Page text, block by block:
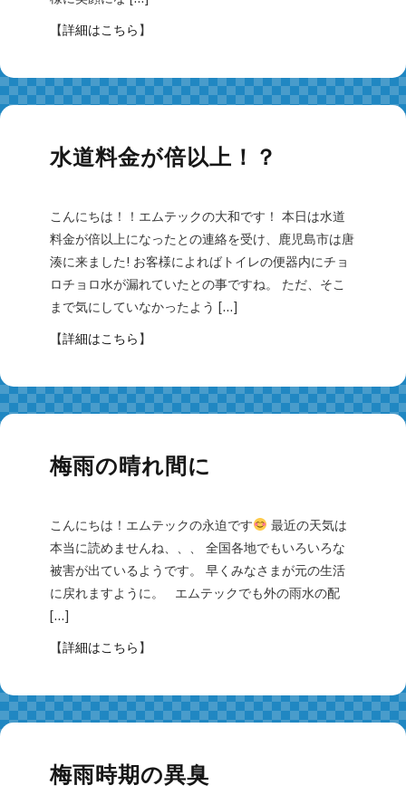
【詳細はこちら 】
水道料金が倍以上！？
こんにちは！！エムテックの大和です！ 本日は水道
料金が倍以上になったとの連絡を受け、鹿児島市は唐
湊に来ました! お客様によればトイレの便器内にチョ
ロチョロ水が漏れていたとの事ですね。 ただ、そこ
まで気にしていなかったよう […]
【詳細はこちら 】
梅雨の晴れ間に
こんにちは！エムテックの永迫です
最近の天気は
本当に読めませんね、、、 全国各地でもいろいろな
被害が出ているようです。 早くみなさまが元の生活
に戻れますように。 エムテックでも外の雨水の配
[…]
【詳細はこちら 】
梅雨時期の異臭